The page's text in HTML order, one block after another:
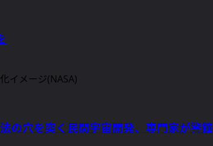
の穴を突く民間宇宙開発、専門家が警鐘